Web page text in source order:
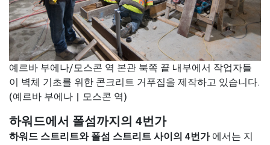
예르바 부에나/모스콘 역 본관 북쪽 끝 내부에서 작업자들
이 벽체 기초를 위한 콘크리트 거푸집을 제작하고 있습니다.
(예르바 부에나 | 모스콘 역)
하워드에서 폴섬까지의 4번가
하워드 스트리트와 폴섬 스트리트 사이의 4번가에서는 지